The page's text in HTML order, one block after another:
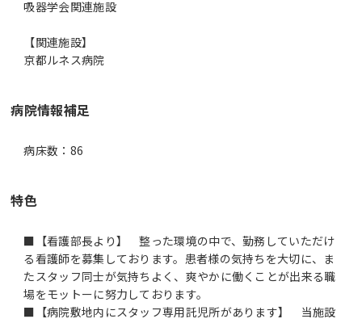
吸器学会関連施設
【関連施設】
京都ルネス病院
病院情報補足
病床数：86
特色
■【看護部長より】 整った環境の中で、勤務していただけ
る看護師を募集しております。患者様の気持ちを大切に、ま
たスタッフ同士が気持ちよく、爽やかに働くことが出来る職
場をモットーに努力しております。
■【病院敷地内にスタッフ専用託児所があります】 当施設